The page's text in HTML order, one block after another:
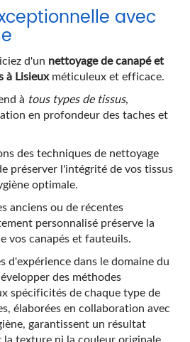
avec
d'un nettoyage de canapé et
à Lisieuxméticuleux et efficace.
à tous types de tissus,
en profondeur des taches et
des techniques de nettoyage
préserver l'intégrité de vos tissus
optimale.
anciens ou de récentes
personnalisé préserve la
vos canapés et fauteuils.
d'expérience dans le domaine du
des méthodes
spécificités de chaque type de
élaborées en collaboration avec
garantissent un résultat
la texture ni la couleur originale